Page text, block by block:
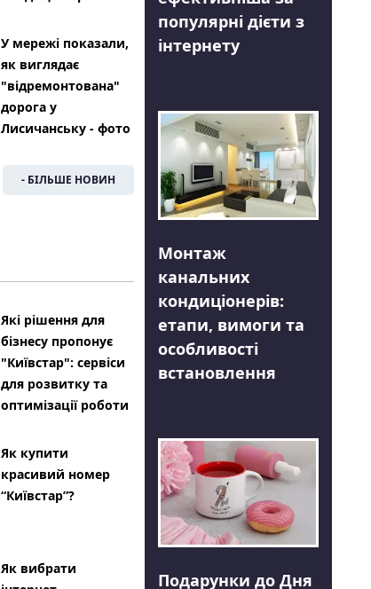
У мережі показали,
як виглядає
"відремонтована"
дорога у
Лисичанську - фото
- БІЛЬШЕ НОВИН
Які рішення для
бізнесу пропонує
"Київстар": сервіси
для розвитку та
оптимізації роботи
Як купити
красивий номер
“Київстар”?
Як вибрати
популярні дієти з
інтернету
Монтаж
канальних
кондиціонерів:
етапи, вимоги та
особливості
встановлення
Подарунки до Дня